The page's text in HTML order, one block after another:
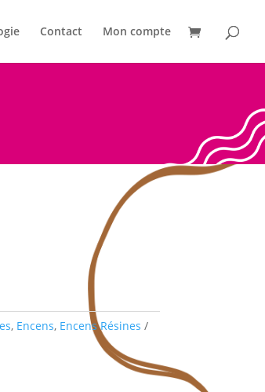
Contact Mon compte
, Encens, Encens Résines